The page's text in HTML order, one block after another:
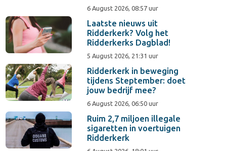
6 August 2026, 08:57 uur
Laatste nieuws uit
Ridderkerk? Volg het
Ridderkerks Dagblad!
5 August 2026, 21:31 uur
Ridderkerk in beweging
tijdens Steptember: doet
jouw bedrijf mee?
6 August 2026, 06:50 uur
Ruim 2,7 miljoen illegale
sigaretten in voertuigen
Ridderkerk